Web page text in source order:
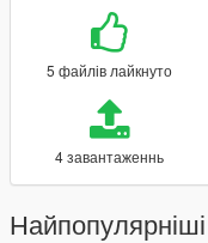
5 файлів лайкнуто
4 завантаженнь